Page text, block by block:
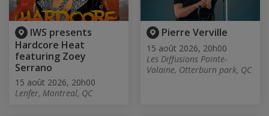
IWS presents
Hardcore Heat
featuring Zoey
Serrano
15 août 2026, 20h00
Lenfer, Montreal, QC
Pierre Verville
15 août 2026, 20h00
Les Diffusions Pointe-
Valaine, Otterburn park, QC